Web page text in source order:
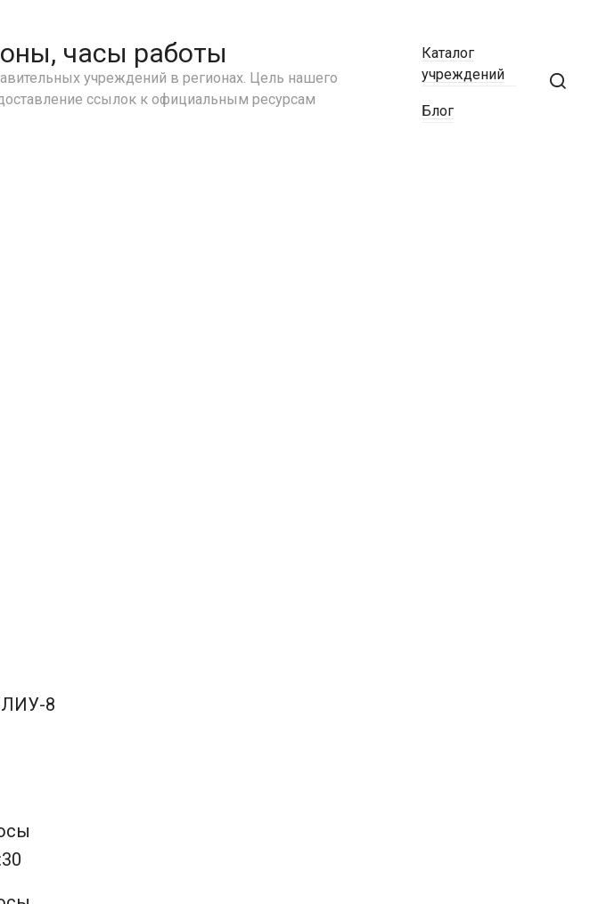
часы работы
учреждений в регионах. Цель нашего
ссылок к официальным ресурсам
Каталог
учреждений
Блог
ЛИУ-8
Тверская область
Томская область